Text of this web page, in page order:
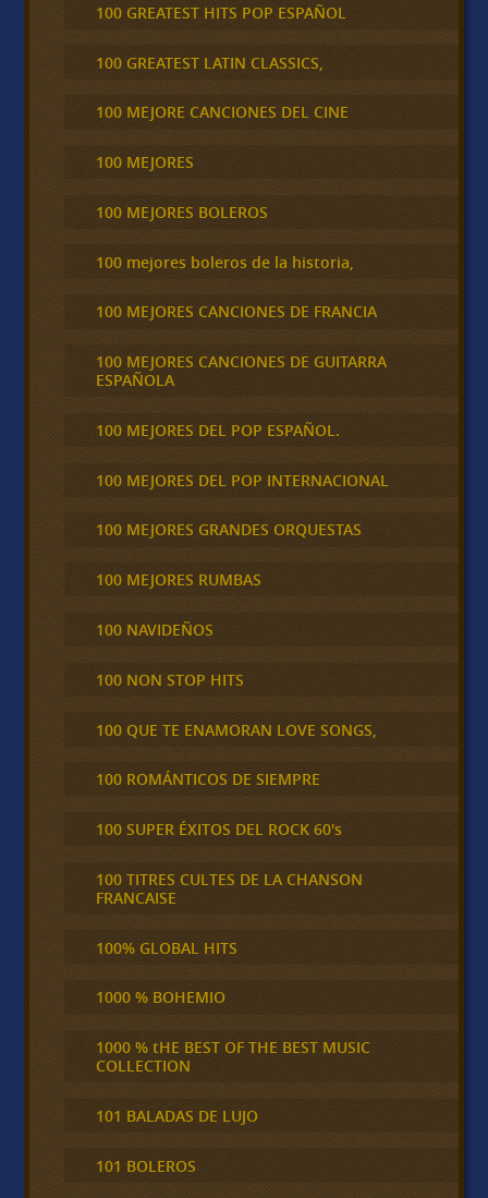
100 GREATEST HITS POP ESPAÑOL
100 GREATEST LATIN CLASSICS,
100 MEJORE CANCIONES DEL CINE
100 MEJORES
100 MEJORES BOLEROS
100 mejores boleros de la historia,
100 MEJORES CANCIONES DE FRANCIA
100 MEJORES CANCIONES DE GUITARRA
ESPAÑOLA
100 MEJORES DEL POP ESPAÑOL.
100 MEJORES DEL POP INTERNACIONAL
100 MEJORES GRANDES ORQUESTAS
100 MEJORES RUMBAS
100 NAVIDEÑOS
100 NON STOP HITS
100 QUE TE ENAMORAN LOVE SONGS,
100 ROMÁNTICOS DE SIEMPRE
100 SUPER ÉXITOS DEL ROCK 60's
100 TITRES CULTES DE LA CHANSON
FRANCAISE
100% GLOBAL HITS
1000 % BOHEMIO
1000 % tHE BEST OF THE BEST MUSIC
COLLECTION
101 BALADAS DE LUJO
101 BOLEROS